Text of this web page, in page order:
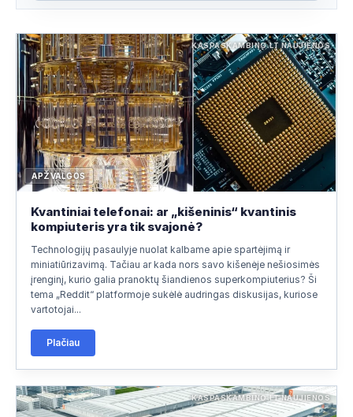
KASPASKAMBINO.LT NAUJIENOS
APŽVALGOS
Kvantiniai telefonai: ar „kišeninis“ kvantinis
kompiuteris yra tik svajonė?
Technologijų pasaulyje nuolat kalbame apie spartėjimą ir
miniatiūrizavimą. Tačiau ar kada nors savo kišenėje nešiosimės
įrenginį, kurio galia pranoktų šiandienos superkompiuterius? Ši
tema „Reddit“ platformoje sukėlė audringas diskusijas, kuriose
vartotojai...
Plačiau
KASPASKAMBINO.LT NAUJIENOS